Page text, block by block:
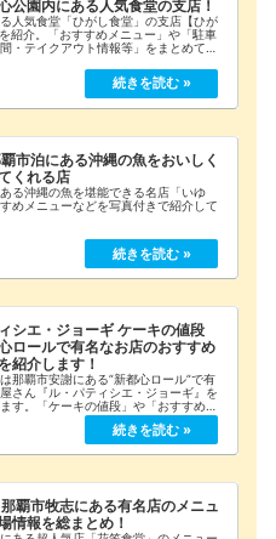
公園内にある人気食堂の支店！
人気食堂「ひがし食堂」の支店【ひが
紹介。「おすすめメニュー」や「駐車
・テイクアウト情報等」をまとめてい
市泊にある沖縄の魚をおいしく
くれる店
る沖縄の魚を堪能できる名店「いゆ
めメニューなどを写真付きで紹介して
シエ・ジョーギ ケーキの値段
ロールで有名なお店のおすすめ
紹介します！
那覇市安謝にある”新都心ロール”で有
さん『ル・パティシエ・ジョーギ』を
す。「ケーキの値段」や「おすすめ商
な店舗情報」などをまとめてみましたの
い！
覇市牧志にある有名店のメニュ
情報を総まとめ！